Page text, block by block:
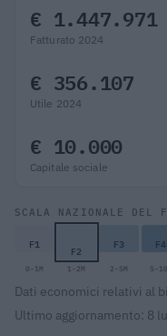
€ 1.447.971
Fatturato 2024
€ 356.107
Utile 2024
€ 10.000
Capitale sociale
SCALA NAZIONALE DEL
F1 F2 F3 F4
0-1M 1-2M 2-5M 5-
Dati economici relativi al
Ultimo aggiornamento: 8